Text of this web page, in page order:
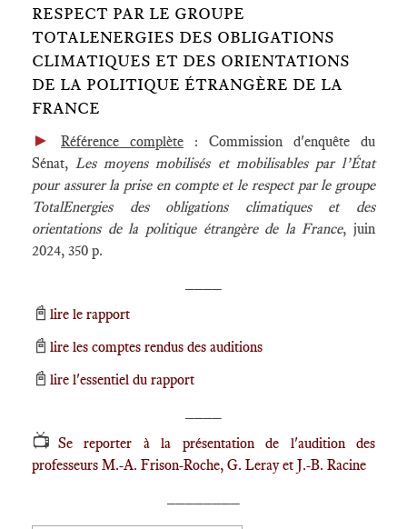
RESPECT PAR LE GROUPE
TOTALENERGIES DES OBLIGATIONS
CLIMATIQUES ET DES ORIENTATIONS
DE LA POLITIQUE ÉTRANGÈRE DE LA
FRANCE
► Référence complète : Commission d'enquête du
Sénat,Les moyens mobilisés et mobilisables par l’État
pour assurer la prise en compte et le respect par le groupe
TotalEnergies des obligations climatiques et des
orientations de la politique étrangère de la France, juin
2024, 350 p.
📓 lire le rapport
📓 lire les comptes rendus des auditions
📓 lire l'essentiel du rapport
📺 Se reporter à la présentation de l'audition des
professeurs M.-A. Frison-Roche, G. Leray et J.-B. Racine